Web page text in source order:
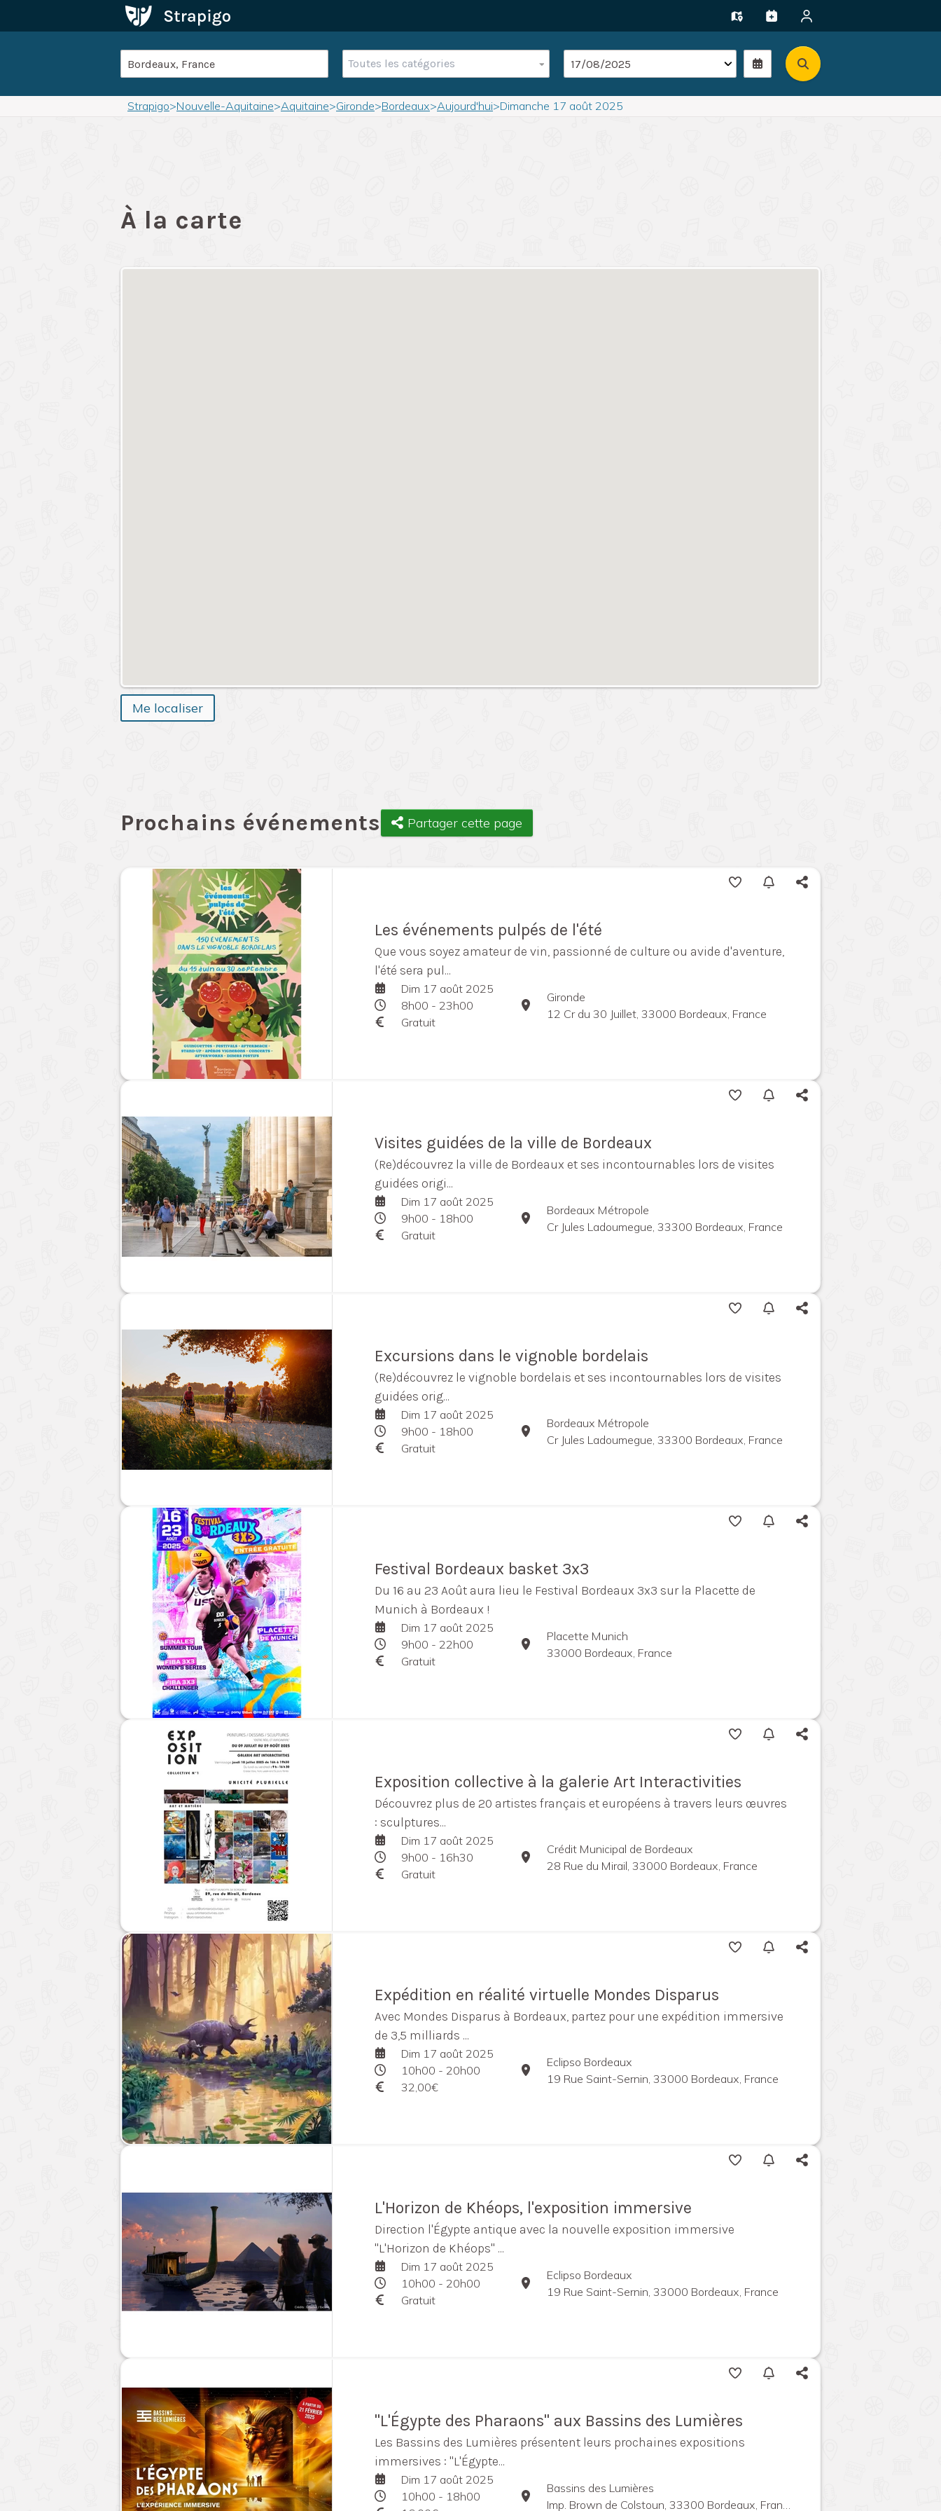
Toutes les catégories
Strapigo>Nouvelle-Aquitaine>Aquitaine>Gironde>Bordeaux>Aujourd'hui>Dimanche 17 août 2025
À la carte
Me localiser
Prochains événements Partager cette page
Les événements pulpés de l'été
Que vous soyez amateur de vin, passionné de culture ou avide d'aventure,
l'été sera pul...
Dim 17 août 2025
8h00 - 23h00
Gratuit
Gironde
12 Cr du 30 Juillet, 33000 Bordeaux, France
Visites guidées de la ville de Bordeaux
(Re)découvrez la ville de Bordeaux et ses incontournables lors de visites
guidées origi...
Dim 17 août 2025
9h00 - 18h00
Gratuit
Bordeaux Métropole
Cr Jules Ladoumegue, 33300 Bordeaux, France
Excursions dans le vignoble bordelais
(Re)découvrez le vignoble bordelais et ses incontournables lors de visites
guidées orig...
Dim 17 août 2025
9h00 - 18h00
Gratuit
Bordeaux Métropole
Cr Jules Ladoumegue, 33300 Bordeaux, France
Festival Bordeaux basket 3x3
Du 16 au 23 Août aura lieu le Festival Bordeaux 3x3 sur la Placette de
Munich à Bordeaux !
Dim 17 août 2025
9h00 - 22h00
Gratuit
Placette Munich
33000 Bordeaux, France
Exposition collective à la galerie Art Interactivities
Découvrez plus de 20 artistes français et européens à travers leurs œuvres
: sculptures...
Dim 17 août 2025
9h00 - 16h30
Gratuit
Crédit Municipal de Bordeaux
28 Rue du Mirail, 33000 Bordeaux, France
Expédition en réalité virtuelle Mondes Disparus
Avec Mondes Disparus à Bordeaux, partez pour une expédition immersive
de 3,5 milliards ...
Dim 17 août 2025
10h00 - 20h00
32,00€
Eclipso Bordeaux
19 Rue Saint-Sernin, 33000 Bordeaux, France
L'Horizon de Khéops, l'exposition immersive
Direction l'Égypte antique avec la nouvelle exposition immersive
"L'Horizon de Khéops" ...
Dim 17 août 2025
10h00 - 20h00
Gratuit
Eclipso Bordeaux
19 Rue Saint-Sernin, 33000 Bordeaux, France
"L'Égypte des Pharaons" aux Bassins des Lumières
Les Bassins des Lumières présentent leurs prochaines expositions
immersives : "L'Égypte...
Dim 17 août 2025
10h00 - 18h00
Bassins des Lumières
Imp. Brown de Colstoun, 33300 Bordeaux, France